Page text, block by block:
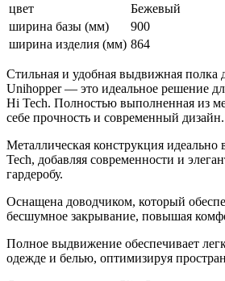
цвет
Бежевый
ширина базы (мм)
900
ширина изделия (мм) 864
Стильная и удобная выдвижная полка
Unihopper — это идеальное решение
Hi Tech. Полностью выполненная из
себе прочность и современный дизайн.
Металлическая конструкция идеально
Tech, добавляя современности и
гардеробу.
Оснащена доводчиком, который
бесшумное закрывание, повышая
Полное выдвижение обеспечивает
одежде и белью, оптимизируя